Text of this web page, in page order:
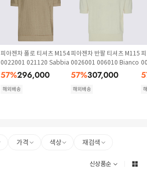
피아젠차 폴로 티셔츠 M154
0022001 021120 Sabbia
57%296,000
해외배송
피아젠차 반팔 티셔츠 M115
0026001 006010 Bianco
57%307,000
해외배송
o
가격 색상 재검색
신상품순